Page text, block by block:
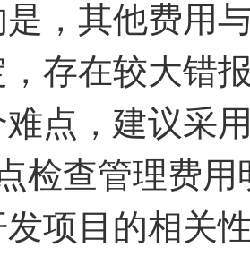
，其他费用
存在较大错
点，建议采
检查管理费
项目的相关